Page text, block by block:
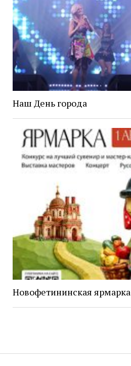
Наш День города
Новофетининская ярмарка